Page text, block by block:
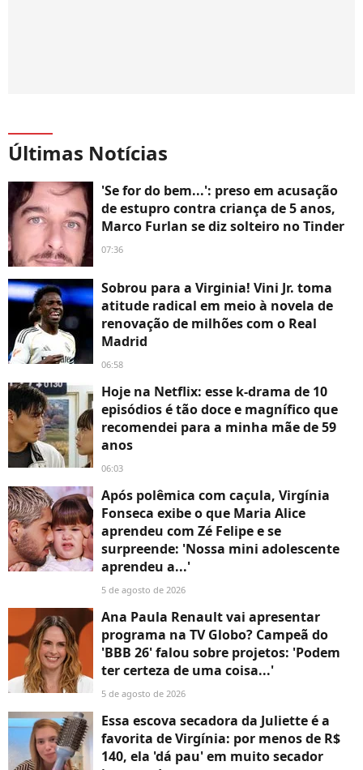
Últimas Notícias
'Se for do bem...': preso em acusação
de estupro contra criança de 5 anos,
Marco Furlan se diz solteiro no Tinder
07:36
Sobrou para a Virginia! Vini Jr. toma
atitude radical em meio à novela de
renovação de milhões com o Real
Madrid
06:58
Hoje na Netflix: esse k-drama de 10
episódios é tão doce e magnífico que
recomendei para a minha mãe de 59
anos
06:03
Após polêmica com caçula, Virgínia
Fonseca exibe o que Maria Alice
aprendeu com Zé Felipe e se
surpreende: 'Nossa mini adolescente
aprendeu a...'
5 de agosto de 2026
Ana Paula Renault vai apresentar
programa na TV Globo? Campeã do
'BBB 26' falou sobre projetos: 'Podem
ter certeza de uma coisa...'
5 de agosto de 2026
Essa escova secadora da Juliette é a
favorita de Virgínia: por menos de R$
140, ela 'dá pau' em muito secador